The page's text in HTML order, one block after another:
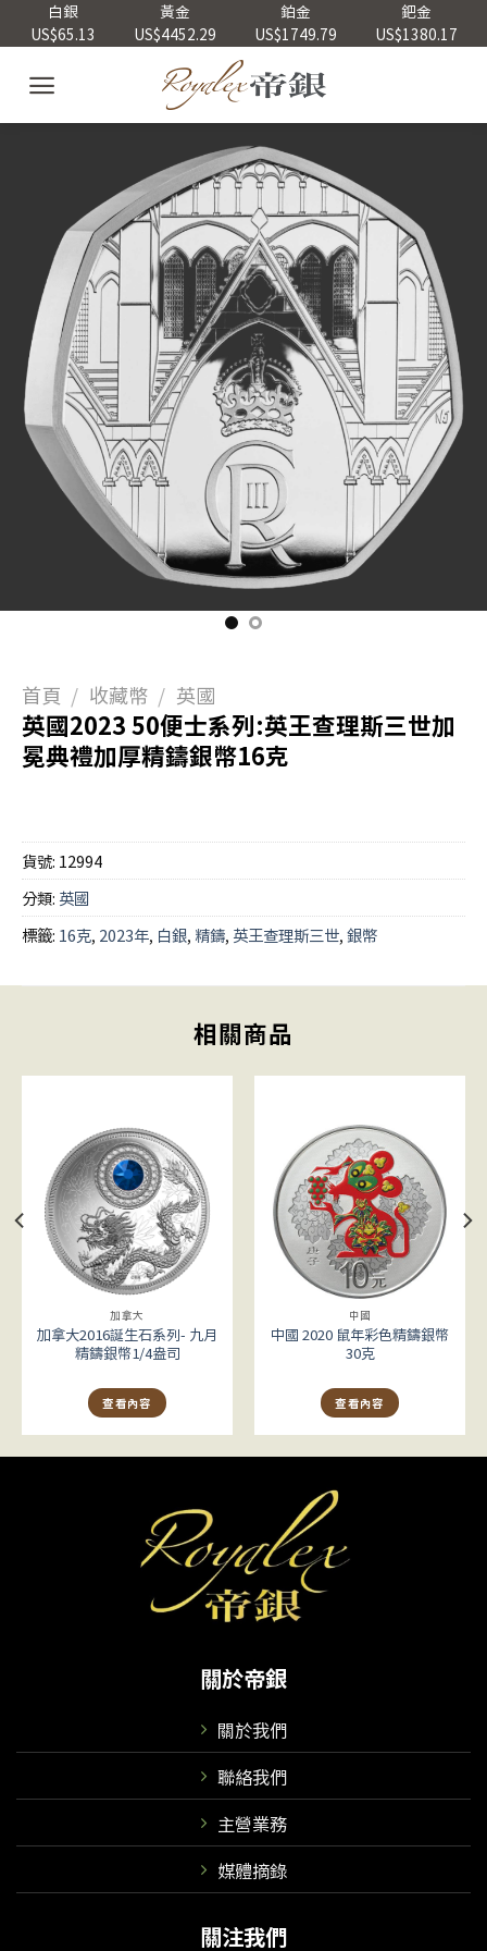
to
content
白銀
US$65.13
黃金
US$4452.29
鉑金
US$1749.79
鈀金
US$1380.17
首頁 / 收藏幣 / 英國
英國2023 50便士系列:英王查理斯三世加
冕典禮加厚精鑄銀幣16克
貨號: 12994
分類: 英國
標籤: 16克, 2023年, 白銀, 精鑄, 英王查理斯三世,銀幣
相關商品
加拿大
加拿大2016誕生石系列- 九月
精鑄銀幣1/4盎司
查看內容
中國
中國 2020 鼠年彩色精鑄銀幣
30克
查看內容
關於帝銀
關於我們
聯絡我們
主營業務
媒體摘錄
關注我們